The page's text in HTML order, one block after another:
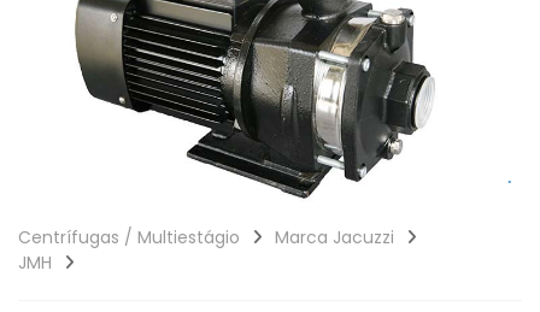
Centrífugas / Multiestágio
Marca Jacuzzi
JMH